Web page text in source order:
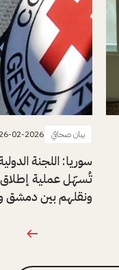
بيان صحافي 02-2026
سوريا: اللجنة
ونقلهم بين دمشق